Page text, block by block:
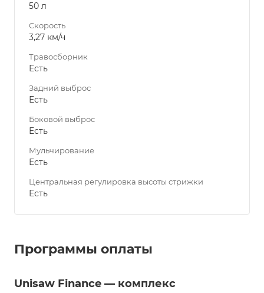
50 л
Скорость
3,27 км/ч
Травосборник
Есть
Задний выброс
Есть
Боковой выброс
Есть
Мульчирование
Есть
Центральная регулировка высоты стрижки
Есть
Программы оплаты
Unisaw Finance — комплекс